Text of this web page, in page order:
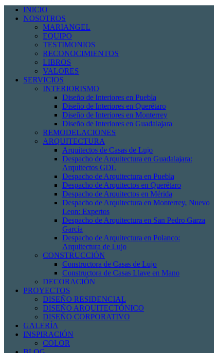
INICIO
NOSOTROS
MARIANGEL
EQUIPO
TESTIMONIOS
RECONOCIMIENTOS
LIBROS
VALORES
SERVICIOS
INTERIORISMO
Diseño de Interiores en Puebla
Diseño de Interiores en Querétaro
Diseño de Interiores en Monterrey
Diseño de Interiores en Guadalajara
REMODELACIONES
ARQUITECTURA
Arquitectos de Casas de Lujo
Despacho de Arquitectura en Guadalajara:
Arquitectos GDL
Despacho de Arquitectura en Puebla
Despacho de Arquitectos en Querétaro
Despacho de Arquitectos en Mérida
Despacho de Arquitectura en Monterrey, Nuevo
Leon: Expertos
Despacho de Arquitectura en San Pedro Garza
García
Despacho de Arquitectura en Polanco:
Arquitectura de Lujo
CONSTRUCCIÓN
Constructora de Casas de Lujo
Constructora de Casas Llave en Mano
DECORACIÓN
PROYECTOS
DISEÑO RESIDENCIAL
DISEÑO ARQUITECTÓNICO
DISEÑO CORPORATIVO
GALERÍA
INSPIRACIÓN
COLOR